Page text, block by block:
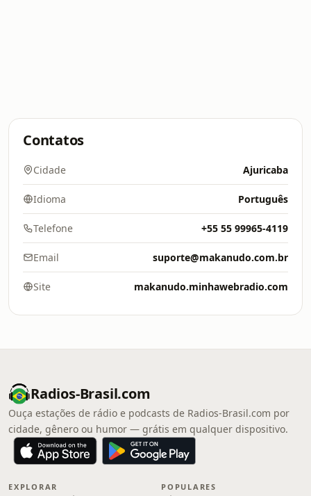
Contatos
Cidade Ajuricaba
Idioma Português
Telefone +55 55 99965-4119
Email suporte@makanudo.com.br
Site makanudo.minhawebradio.com
Radios-Brasil.com
Ouça estações de rádio e podcasts de Radios-Brasil.com por
cidade, gênero ou humor — grátis em qualquer dispositivo.
EXPLORAR POPULARES